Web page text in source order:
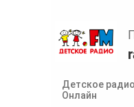
Детское радио
Онлайн